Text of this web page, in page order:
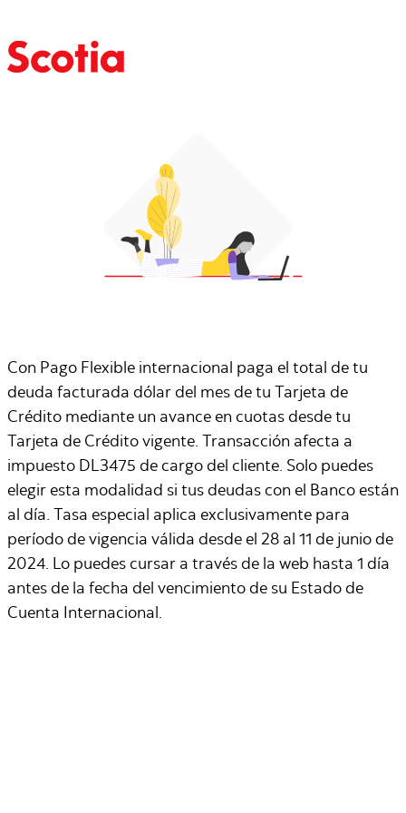
Con Pago Flexible internacional paga el total de tu
deuda facturada dólar del mes de tu Tarjeta de
Crédito mediante un avance en cuotas desde tu
Tarjeta de Crédito vigente. Transacción afecta a
impuesto DL3475 de cargo del cliente. Solo puedes
elegir esta modalidad si tus deudas con el Banco están
al día. Tasa especial aplica exclusivamente para
período de vigencia válida desde el 28 al 11 de junio de
2024. Lo puedes cursar a través de la web hasta 1 día
antes de la fecha del vencimiento de su Estado de
Cuenta Internacional.